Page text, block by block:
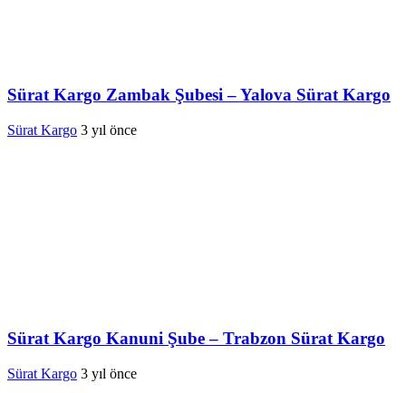
Sürat Kargo Zambak Şubesi – Yalova Sürat Kargo
Sürat Kargo 3 yıl önce
Sürat Kargo Kanuni Şube – Trabzon Sürat Kargo
Sürat Kargo 3 yıl önce